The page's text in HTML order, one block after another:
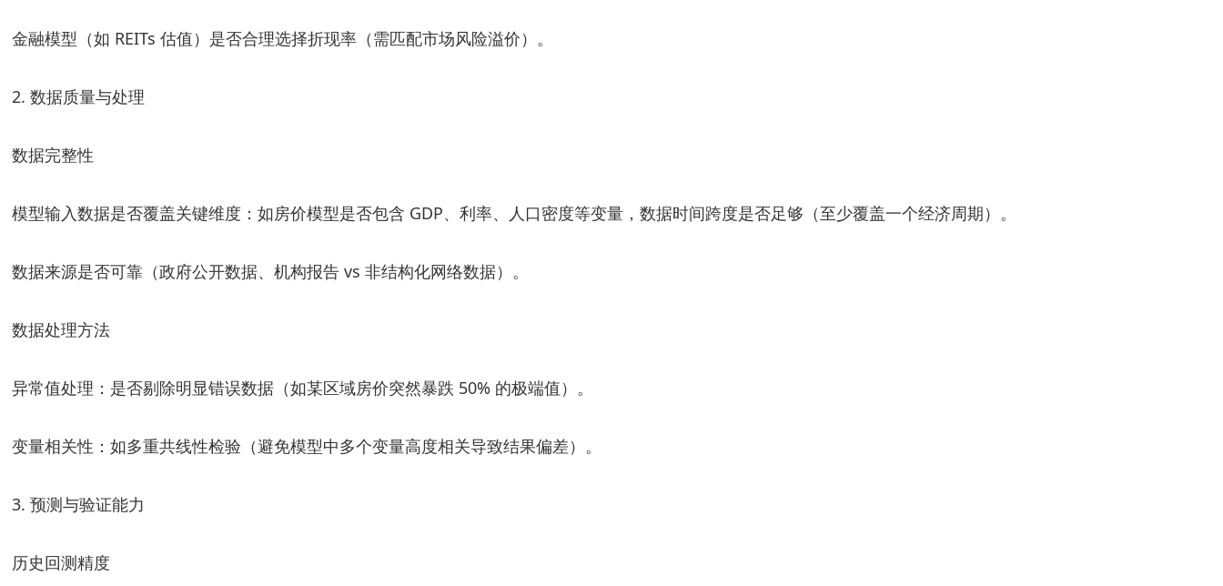
金融模型（如 REITs 估值）是否合理选择折现率（需匹配市场风险溢价）。
2. 数据质量与处理
数据完整性
模型输入数据是否覆盖关键维度：如房价模型是否包含 GDP、利率、人口密度等变量，数据时间跨度是否足够（至少覆盖一个经济周期）。
数据来源是否可靠（政府公开数据、机构报告 vs 非结构化网络数据）。
数据处理方法
异常值处理：是否剔除明显错误数据（如某区域房价突然暴跌 50% 的极端值）。
变量相关性：如多重共线性检验（避免模型中多个变量高度相关导致结果偏差）。
3. 预测与验证能力
历史回测精度